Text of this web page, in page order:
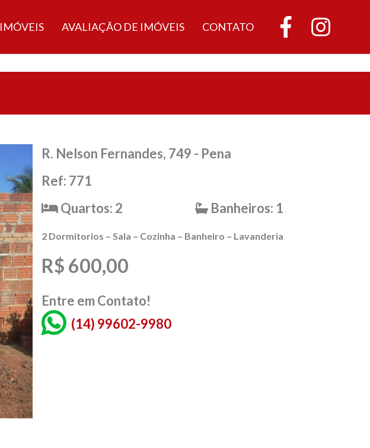
IMÓVEIS AVALIAÇÃO DE IMÓVEIS CONTATO
R. Nelson Fernandes, 749 - Pena
Ref: 771
Quartos: 2
Banheiros: 1
2 Dormitorios – Sala – Cozinha – Banheiro – Lavanderia
R$ 600,00
Entre em Contato!
(14) 99602-9980